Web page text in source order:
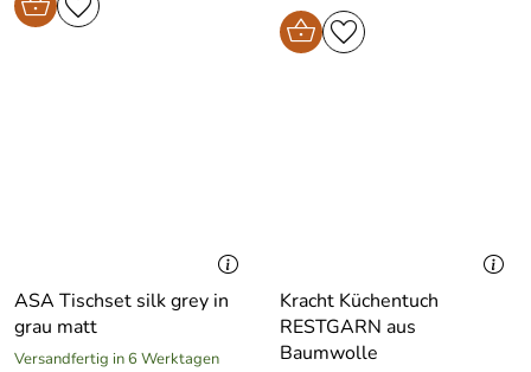
ASA Tischset silk grey in
grau matt
Versandfertig in 6 Werktagen
Kracht Küchentuch
RESTGARN aus
Baumwolle